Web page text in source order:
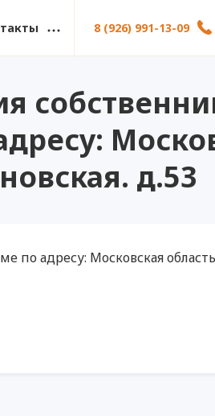
8 (926) 991-13-09
д.53
адресу: Московская